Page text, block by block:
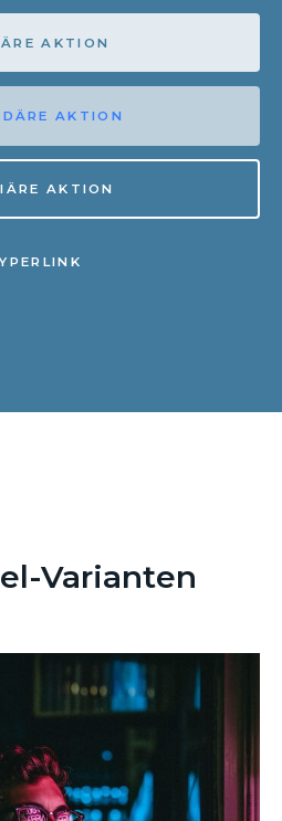
AKTION
AKTION
AKTION
Varianten